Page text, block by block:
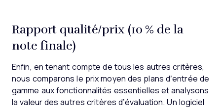
Rapport qualité/prix (10 % de la
note finale)
Enfin, en tenant compte de tous les autres critères,
nous comparons le prix moyen des plans d’entrée de
gamme aux fonctionnalités essentielles et analysons
la valeur des autres critères d’évaluation. Un logiciel